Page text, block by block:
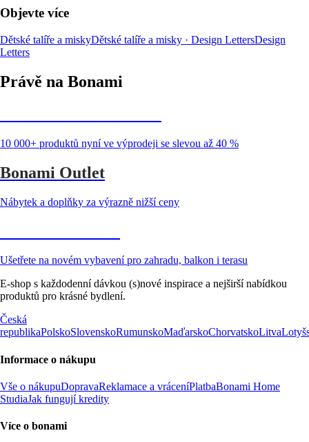
Objevte více
Dětské talíře a miskyDětské talíře a misky · Design LettersDesign
Letters
Právě na Bonami
10 000+ produktů nyní ve výprodeji se slevou až 40 %
Bonami Outlet
Nábytek a doplňky za výrazně nižší ceny
Ušetřete na novém vybavení pro zahradu, balkon i terasu
E-shop s každodenní dávkou (s)nové inspirace a nejširší nabídkou
produktů pro krásné bydlení.
Česká
republikaPolskoSlovenskoRumunskoMaďarskoChorvatskoLitva
Informace o nákupu
Vše o nákupuDopravaReklamace a vráceníPlatbaBonami Home
StudiaJak fungují kredity
Více o bonami